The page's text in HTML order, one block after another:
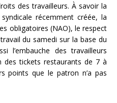
des travailleurs. À savoir la
récemment créée, la
obligatoires (NAO), le respect
du samedi sur la base du
l’embauche des travailleurs
des tickets restaurants de 7 à
points que le patron n’a pas